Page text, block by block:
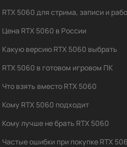
RTX 5060 для стрима, записи и
Цена RTX 5060 в России
Какую версию RTX 5060 выбрать
RTX 5060 в готовом игровом ПК
Что взять вместо RTX 5060
Кому RTX 5060 подходит
Кому лучше не брать RTX 5060
Частые ошибки при покупке RTX